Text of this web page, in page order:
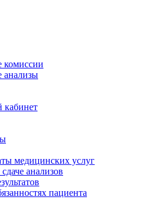
комиссии
анализы
кабинет
медицинских услуг
анализов
пациента